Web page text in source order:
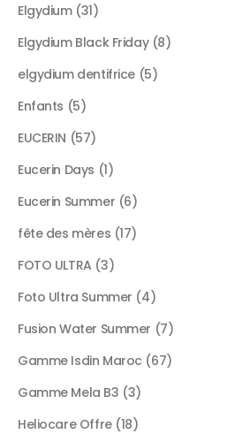
Elgydium 31
Elgydium Black Friday 8
elgydium dentifrice 5
Enfants 5
EUCERIN 57
Eucerin Days 1
Eucerin Summer 6
fête des mères 17
FOTO ULTRA 3
Foto Ultra Summer 4
Fusion Water Summer 7
Gamme Isdin Maroc 67
Gamme Mela B3 3
Heliocare Offre 18